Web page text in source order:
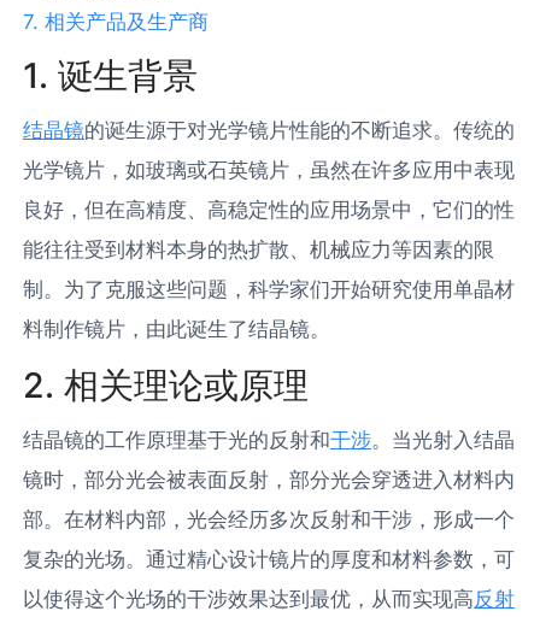
7. 相关产品及生产商
1. 诞生背景
结晶镜的诞生源于对光学镜片性能的不断追求。传统的
光学镜片，如玻璃或石英镜片，虽然在许多应用中表现
良好，但在高精度、高稳定性的应用场景中，它们的性
能往往受到材料本身的热扩散、机械应力等因素的限
制。为了克服这些问题，科学家们开始研究使用单晶材
料制作镜片，由此诞生了结晶镜。
2. 相关理论或原理
结晶镜的工作原理基于光的反射和干涉。当光射入结晶
镜时，部分光会被表面反射，部分光会穿透进入材料内
部。在材料内部，光会经历多次反射和干涉，形成一个
复杂的光场。通过精心设计镜片的厚度和材料参数，可
以使得这个光场的干涉效果达到最优，从而实现高反射